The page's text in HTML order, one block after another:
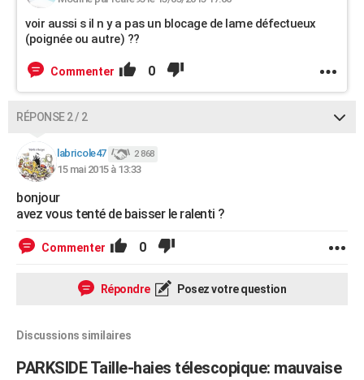
voir aussi s il n y a pas un blocage de lame défectueux
(poignée ou autre) ??
Commenter 0
RÉPONSE 2 / 2
labricole47 2 868
15 mai 2015 à 13:33
bonjour
avez vous tenté de baisser le ralenti ?
Commenter 0
Répondre Posez votre question
Discussions similaires
PARKSIDE Taille-haies télescopique: mauvaise